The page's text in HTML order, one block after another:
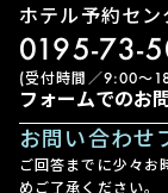
ホテル予約セン
0195-73-
(受付時間／9:00〜
フォームでのお
お問い合わせ
ご回答までに少々お
めご了承ください。